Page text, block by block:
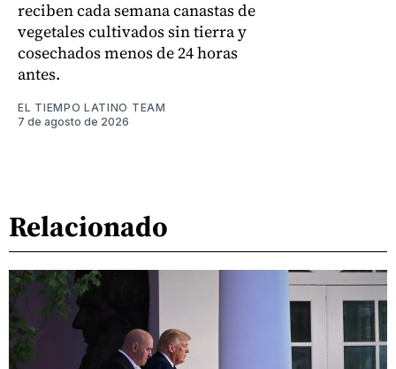
reciben cada semana canastas de
vegetales cultivados sin tierra y
cosechados menos de 24 horas
antes.
EL TIEMPO LATINO TEAM
7 de agosto de 2026
Relacionado